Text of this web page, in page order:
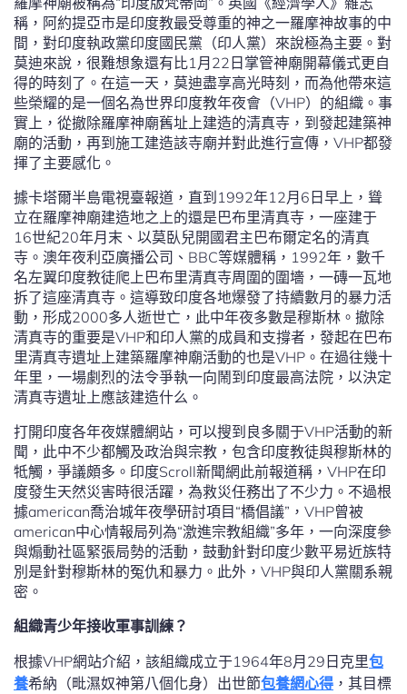
稱，阿約提亞市是印度教最受尊重的神之一羅摩神故事的中
間，對印度執政黨印度國民黨（印人黨）來說極為主要。對
莫迪來說，很難想象還有比1月22日掌管神廟開幕儀式更自
得的時刻了。在這一天，莫迪盡享高光時刻，而為他帶來這
些榮耀的是一個名為世界印度教年夜會（VHP）的組織。事
實上，從撤除羅摩神廟舊址上建造的清真寺，到發起建築神
廟的活動，再到施工建造該寺廟并對此進行宣傳，VHP都發
揮了主要感化。
據卡塔爾半島電視臺報道，直到1992年12月6日早上，聳
立在羅摩神廟建造地之上的還是巴布里清真寺，一座建于
16世紀20年月末、以莫臥兒開國君主巴布爾定名的清真
寺。澳年夜利亞廣播公司、BBC等媒體稱，1992年，數千
名左翼印度教徒爬上巴布里清真寺周圍的圍墻，一磚一瓦地
拆了這座清真寺。這導致印度各地爆發了持續數月的暴力活
動，形成2000多人逝世亡，此中年夜多數是穆斯林。撤除
清真寺的重要是VHP和印人黨的成員和支撐者，發起在巴布
里清真寺遺址上建築羅摩神廟活動的也是VHP。在過往幾十
年里，一場劇烈的法令爭執一向鬧到印度最高法院，以決定
清真寺遺址上應該建造什么。
打開印度各年夜媒體網站，可以搜到良多關于VHP活動的新
聞，此中不少都觸及政治與宗教，包含印度教徒與穆斯林的
牴觸，爭議頗多。印度Scroll新聞網此前報道稱，VHP在印
度發生天然災害時很活躍，為救災任務出了不少力。不過根
據american喬治城年夜學研討項目“橋倡議”，VHP曾被
american中心情報局列為“激進宗教組織”多年，一向深度參
與煽動社區緊張局勢的活動，鼓動針對印度少數平易近族特
別是針對穆斯林的冤仇和暴力。此外，VHP與印人黨關系親
密。
組織青少年接收軍事訓練？
根據VHP網站介紹，該組織成立于1964年8月29日克里包
養希納（毗濕奴神第八個化身）出世節包養網心得 ，其目標